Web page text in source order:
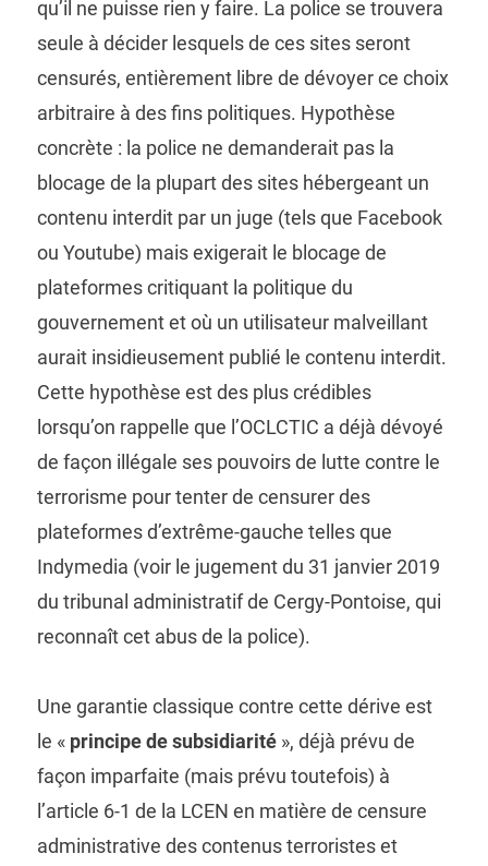
qu’il ne puisse rien y faire. La police se trouvera
seule à décider lesquels de ces sites seront
censurés, entièrement libre de dévoyer ce choix
arbitraire à des fins politiques. Hypothèse
concrète : la police ne demanderait pas la
blocage de la plupart des sites hébergeant un
contenu interdit par un juge (tels que Facebook
ou Youtube) mais exigerait le blocage de
plateformes critiquant la politique du
gouvernement et où un utilisateur malveillant
aurait insidieusement publié le contenu interdit.
Cette hypothèse est des plus crédibles
lorsqu’on rappelle que l’OCLCTIC a déjà dévoyé
de façon illégale ses pouvoirs de lutte contre le
terrorisme pour tenter de censurer des
plateformes d’extrême-gauche telles que
Indymedia (voir le jugement du 31 janvier 2019
du tribunal administratif de Cergy-Pontoise, qui
reconnaît cet abus de la police).
Une garantie classique contre cette dérive est
le « principe de subsidiarité», déjà prévu de
façon imparfaite (mais prévu toutefois) à
l’article 6-1 de la LCEN en matière de censure
administrative des contenus terroristes et